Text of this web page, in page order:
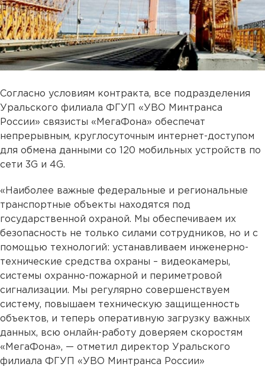
Согласно условиям контракта, все подразделения
Уральского филиала ФГУП «УВО Минтранса
России» связисты «МегаФона» обеспечат
непрерывным, круглосуточным интернет-доступом
для обмена данными со 120 мобильных устройств по
сети 3G и 4G.
«Наиболее важные федеральные и региональные
транспортные объекты находятся под
государственной охраной. Мы обеспечиваем их
безопасность не только силами сотрудников, но и с
помощью технологий: устанавливаем инженерно-
технические средства охраны – видеокамеры,
системы охранно-пожарной и периметровой
сигнализации. Мы регулярно совершенствуем
систему, повышаем техническую защищенность
объектов, и теперь оперативную загрузку важных
данных, всю онлайн-работу доверяем скоростям
«МегаФона», — отметил директор Уральского
филиала ФГУП «УВО Минтранса России»